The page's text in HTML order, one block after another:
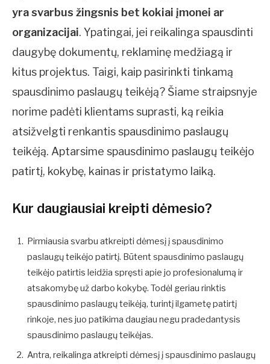
yra svarbus žingsnis bet kokiai įmonei ar
organizacijai. Ypatingai, jei reikalinga spausdinti
daugybę dokumentų, reklaminę medžiagą ir
kitus projektus. Taigi, kaip pasirinkti tinkamą
spausdinimo paslaugų teikėją? Šiame straipsnyje
norime padėti klientams suprasti, ką reikia
atsižvelgti renkantis spausdinimo paslaugų
teikėją. Aptarsime spausdinimo paslaugų teikėjo
patirtį, kokybę, kainas ir pristatymo laiką.
Kur daugiausiai kreipti dėmesio?
Pirmiausia svarbu atkreipti dėmesį į spausdinimo
paslaugų teikėjo patirtį. Būtent spausdinimo paslaugų
teikėjo patirtis leidžia spręsti apie jo profesionalumą ir
atsakomybę už darbo kokybę. Todėl geriau rinktis
spausdinimo paslaugų teikėją, turintį ilgametę patirtį
rinkoje, nes juo patikima daugiau negu pradedantysis
spausdinimo paslaugų teikėjas.
Antra, reikalinga atkreipti dėmesį į spausdinimo paslaugų